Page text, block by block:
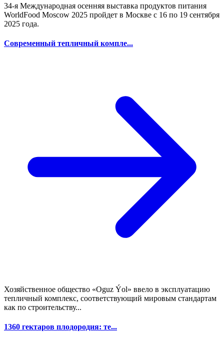
34-я Международная осенняя выставка продуктов питания
WorldFood Moscow 2025 пройдет в Москве с 16 по 19 сентября
2025 года.
Современный тепличный компле...
Хозяйственное общество «Oguz Ýol» ввело в эксплуатацию
тепличный комплекс, соответствующий мировым стандартам
как по строительству...
1360 гектаров плодородия: те...